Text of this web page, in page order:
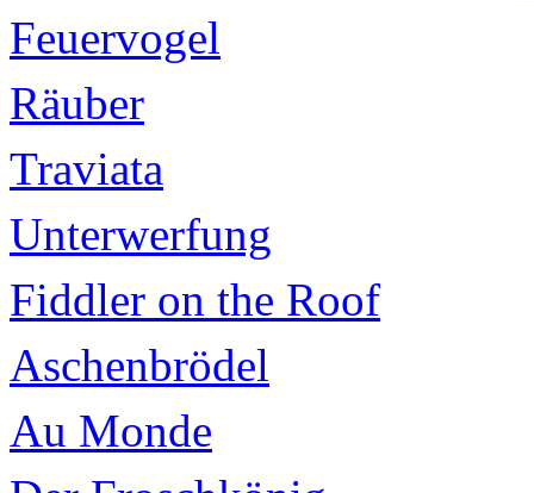
Feuervogel
Räuber
Traviata
Unterwerfung
Fiddler on the Roof
Aschenbrödel
Au Monde